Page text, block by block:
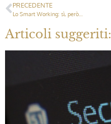
PRECEDENTE
Lo Smart Working: sì, però…
Articoli suggeriti: